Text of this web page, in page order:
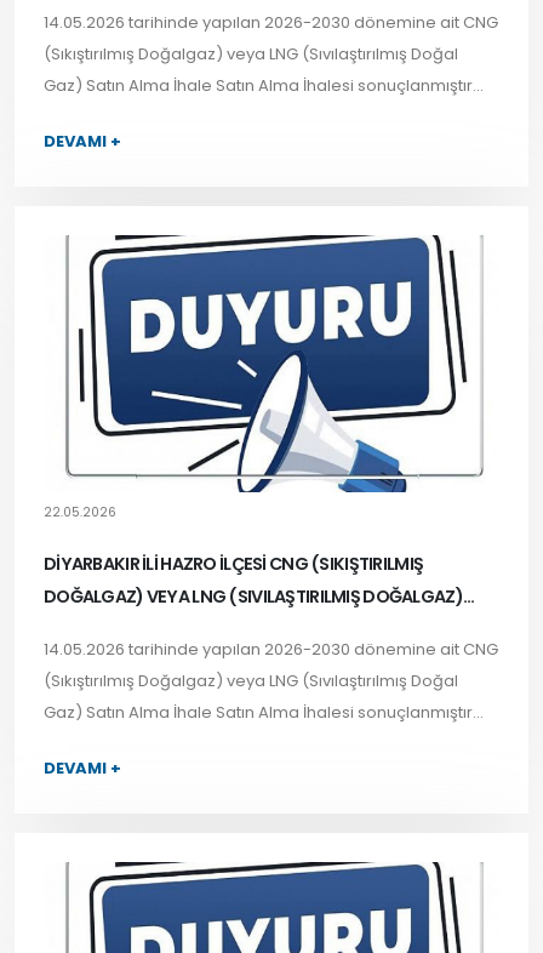
14.05.2026 tarihinde yapılan 2026-2030 dönemine ait CNG
(Sıkıştırılmış Doğalgaz) veya LNG (Sıvılaştırılmış Doğal
Gaz) Satın Alma İhale Satın Alma İhalesi sonuçlanmıştır...
DEVAMI +
22.05.2026
DİYARBAKIR İLİ HAZRO İLÇESİ CNG (SIKIŞTIRILMIŞ
DOĞALGAZ) VEYA LNG (SIVILAŞTIRILMIŞ DOĞALGAZ)
14.05.2026 tarihinde yapılan 2026-2030 dönemine ait CNG
(Sıkıştırılmış Doğalgaz) veya LNG (Sıvılaştırılmış Doğal
Gaz) Satın Alma İhale Satın Alma İhalesi sonuçlanmıştır...
DEVAMI +